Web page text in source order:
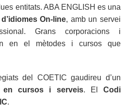
entitats. ABA ENGLISH es una
On-line, amb un servei
Grans corporacions i
en el mètodes i cursos que
del COETIC gaudireu d’un
en cursos i serveis. El Codi
.